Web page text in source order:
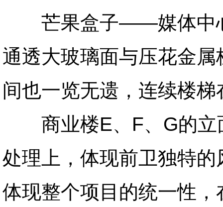
芒果盒子——媒体中心
通透大玻璃面与压花金
间也一览无遗，连续楼
商业楼E、F、G的立
处理上，体现前卫独特
体现整个项目的统一性